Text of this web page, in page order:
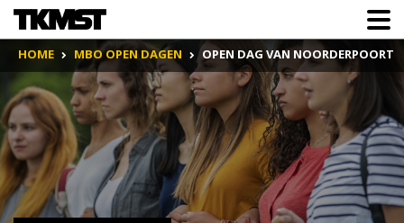
HOME MBO OPEN DAGEN OPEN DAG VAN NOORDERPOORT